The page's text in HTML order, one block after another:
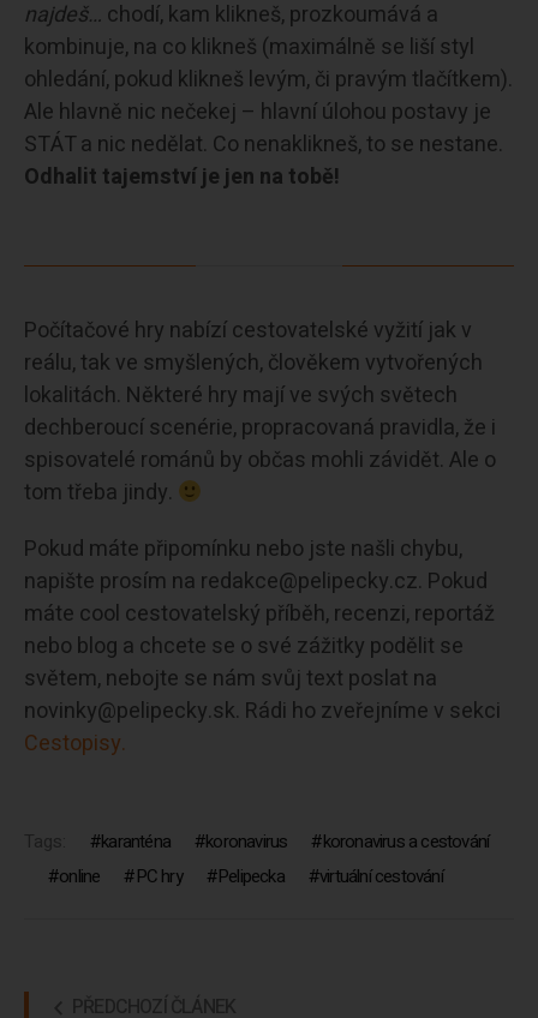
najdeš… chodí, kam klikneš, prozkoumává a
kombinuje, na co klikneš (maximálně se liší styl
ohledání, pokud klikneš levým, či pravým tlačítkem).
Ale hlavně nic nečekej – hlavní úlohou postavy je
STÁT a nic nedělat. Co nenaklikneš, to se nestane.
Odhalit tajemství je jen na tobě!
Počítačové hry nabízí cestovatelské vyžití jak v
reálu, tak ve smyšlených, člověkem vytvořených
lokalitách. Některé hry mají ve svých světech
dechberoucí scenérie, propracovaná pravidla, že i
spisovatelé románů by občas mohli závidět. Ale o
tom třeba jindy.
Pokud máte připomínku nebo jste našli chybu,
napište prosím na redakce@pelipecky.cz. Pokud
máte cool cestovatelský příběh, recenzi, reportáž
nebo blog a chcete se o své zážitky podělit se
světem, nebojte se nám svůj text poslat na
novinky@pelipecky.sk. Rádi ho zveřejníme v sekci
Cestopisy.
Tags: karanténa koronavirus
koronavirus a cestování
online
PC hry Pelipecka virtuální cestování
PŘEDCHOZÍ ČLÁNEK